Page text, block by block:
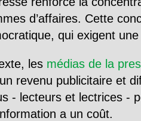
d’affaires. Cette
qui exigent
les médias de la
revenu publicitaire et
- lecteurs et lectrices -
a un coût.